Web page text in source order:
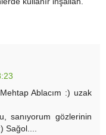
Ablacım :) uzak
sanıyorum gözlerinin
Sağol....